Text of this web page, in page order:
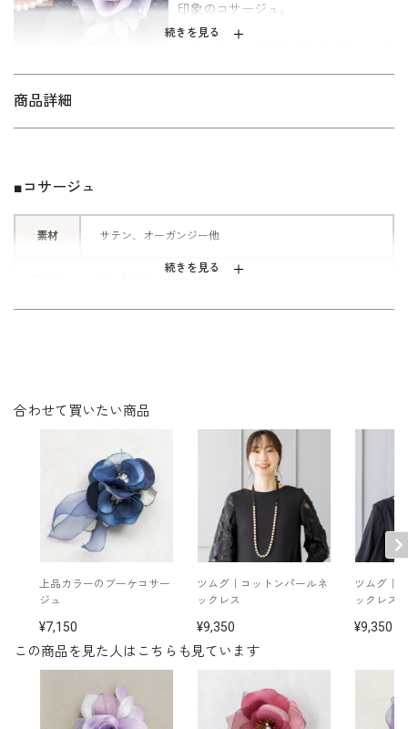
続きを見る
印象のコサージュ。
どちらも女性らしい艶やかなカラーリ
商品詳細
続きを見る
■コサージュ
素材 サテン、オーガンジー他
ワンピース：
5552454
この商品を見た人はこちらも見ています
合わせて買いたい商品
上品カラーのブーケコサー
ジュ
7,150
ツムグ｜コットンパールネ
ックレス
9,350
ツムグ｜
ックレス
9,350